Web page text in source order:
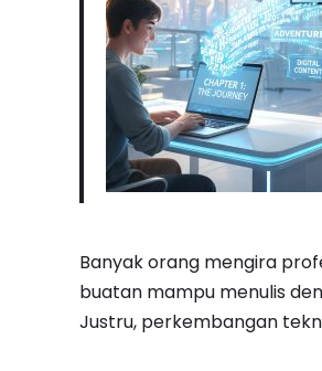
Banyak orang mengira
buatan mampu menulis
Justru, perkembangan